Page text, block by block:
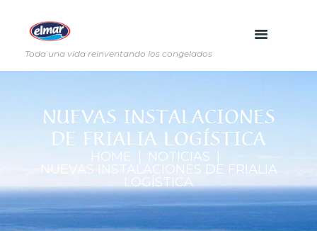
Toda una vida reinventando los congelados
NUEVAS INSTALACIONES
DE FRIALIA LOGÍSTICA
HOME
NOTICIAS
NUEVAS INSTALACIONES DE FRIALIA
LOGÍSTICA